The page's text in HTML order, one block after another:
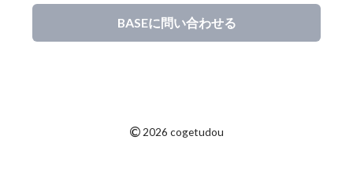
BASEに問い合わせる
© 2026 cogetudou